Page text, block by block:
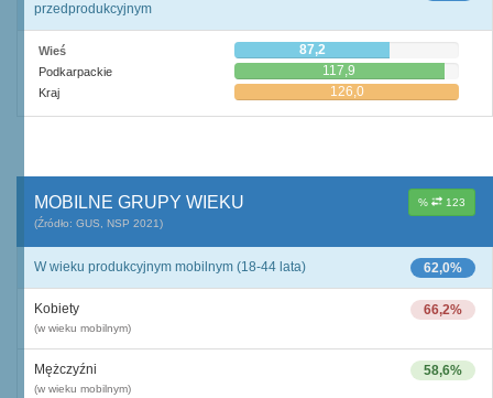
przedprodukcyjnym
Wieś 87,2
Podkarpackie 117,9
Kraj 126,0
% 123
MOBILNE GRUPY WIEKU
(Źródło: GUS, NSP 2021)
62,0%
W wieku produkcyjnym mobilnym (18-44 lata)
66,2%
Kobiety
(w wieku mobilnym)
58,6%
Mężczyźni
(w wieku mobilnym)